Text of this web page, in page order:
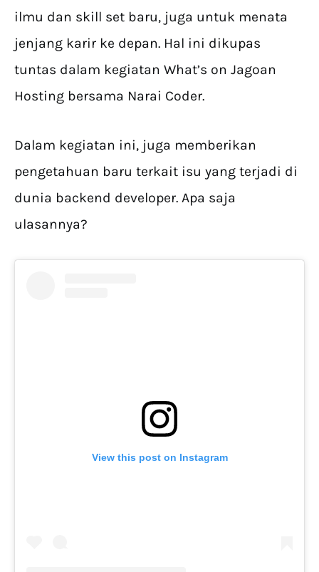
ilmu dan skill set baru, juga untuk menata
jenjang karir ke depan. Hal ini dikupas
tuntas dalam kegiatan What’s on Jagoan
Hosting bersama Narai Coder.
Dalam kegiatan ini, juga memberikan
pengetahuan baru terkait isu yang terjadi di
dunia backend developer. Apa saja
ulasannya?
View this post on Instagram